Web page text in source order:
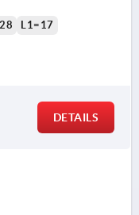
L1=17
DETAILS